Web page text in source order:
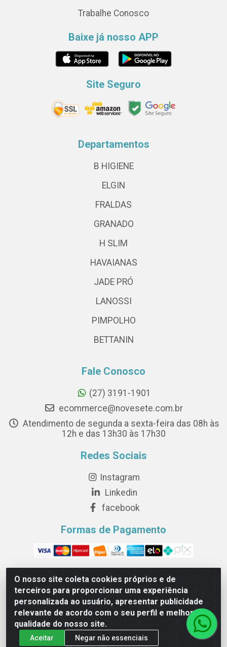
O nosso site coleta cookies próprios e de
terceiros para proporcionar uma experiência
personalizada ao usuário, apresentar publicidade
relevante de acordo com o seu perfil e melhorar a
qualidade do nosso site.
Aceitar Negar não essenciais
Trabalhe Conosco
Baixe já nosso APP
Site Seguro
Departamentos
B HIGIENE
ELGIN
FRALDAS
GRANADO
H SLIM
HAVAIANAS
JADE PRÓ
LANOSSI
PIMPOLHO
BETTANIN
Fale Conosco
(27) 3191-1901
ecommerce@novesete.com.br
Atendimento de segunda a sexta-feira das 08h às
12h e das 13h30 às 17h30
Redes Sociais
Instagram
Linkedin
facebook
Formas de Pagamento
Novesete Distribuidora LTDA - Avenida Setecentos, S/N,
Terminal Intermodal da Serra, Serra/ES - CEP 29161-414 -
CNPJ 29.479.604/0001-44